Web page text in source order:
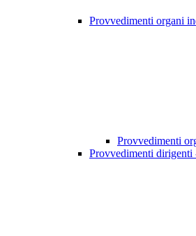
Provvedimenti organi
Provvedimenti
Provvedimenti dirigenti